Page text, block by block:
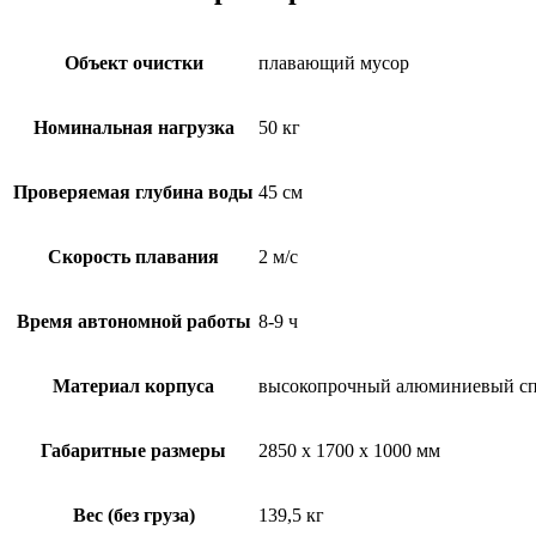
Объект очистки плавающий мусор
Номинальная нагрузка 50 кг
Проверяемая глубина воды 45 см
Скорость плавания 2 м/с
Время автономной работы 8-9 ч
Материал корпуса высокопрочный алюминиевый
Габаритные размеры 2850 x 1700 x 1000 мм
Вес (без груза) 139,5 кг